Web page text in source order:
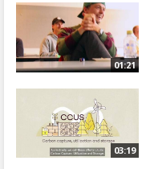
01:21
03:19